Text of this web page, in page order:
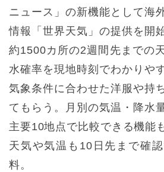
ニュース」の新機能として海
情報「世界天気」の提供を開
約1500カ所の2週間先までの
水確率を現地時刻でわかりや
気象条件に合わせた洋服や持
てもらう。月別の気温・降水
主要10地点で比較できる機能
天気や気温も10日先まで確
料。